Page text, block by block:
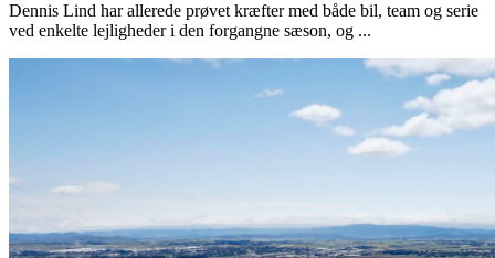
Dennis Lind har allerede prøvet kræfter med både bil, team og serie
ved enkelte lejligheder i den forgangne sæson, og ...